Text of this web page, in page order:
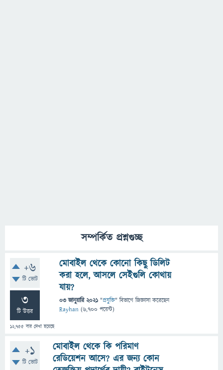
সম্পর্কিত প্রশ্নগুচ্ছ
+6
টি ভোট
3
টি উত্তর
12,755 বার দেখা হয়েছে
মোবাইল থেকে কোনো কিছু ডিলিট
করা হলে, আসলে সেইগুলি কোথায়
যায়?
03 জানুয়ারি 2021 "প্রযুক্তি" বিভাগে জিজ্ঞাসাকরেছেন
Rayhan (6,700 পয়েন্ট)
+1
টি ভোট
মোবাইল থেকে কি পরিমাণ
রেডিয়েশন আসে? এর জন্য কোন